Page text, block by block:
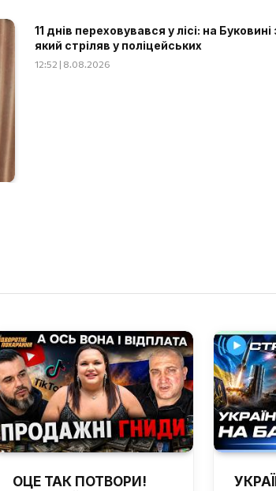
11 днів переховувався у лісі: на
який стріляв у поліцейських
12:52 | 8.08.2026
ОЦЕ ТАК ПОТВОРИ!